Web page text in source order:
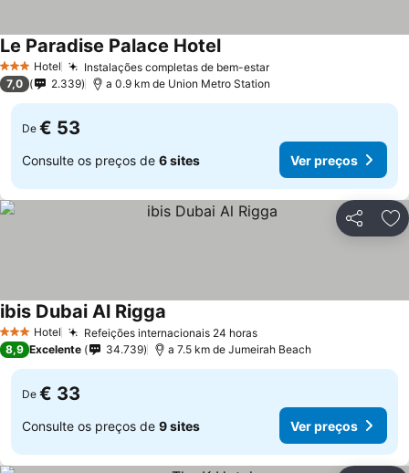
3 EstrelasHotel Instalações completas de bem-estar
Le Paradise Palace Hotel
7,0 2.339 a 0.9 km de Union Metro Station
De € 53
Consulte os preços de 6 sites Ver preços
Partilhar
3 EstrelasHotel Refeições internacionais 24 horas
ibis Dubai Al Rigga
8,9 Excelente 34.739 a 7.5 km de Jumeirah Beach
De € 33
Consulte os preços de 9 sites Ver preços